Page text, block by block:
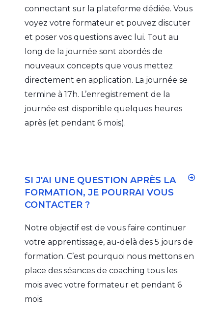
connectant sur la plateforme dédiée. Vous
voyez votre formateur et pouvez discuter
et poser vos questions avec lui. Tout au
long de la journée sont abordés de
nouveaux concepts que vous mettez
directement en application. La journée se
termine à 17h. L’enregistrement de la
journée est disponible quelques heures
après (et pendant 6 mois).
SI J'AI UNE QUESTION APRÈS LA
FORMATION, JE POURRAI VOUS
CONTACTER ?
Notre objectif est de vous faire continuer
votre apprentissage, au-delà des 5 jours de
formation. C’est pourquoi nous mettons en
place des séances de coaching tous les
mois avec votre formateur et pendant 6
mois.